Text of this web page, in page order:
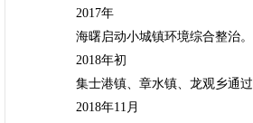
2017年
海曙启动小城镇环境综合整治。
2018年初
集士港镇、章水镇、龙观乡通过
2018年11月